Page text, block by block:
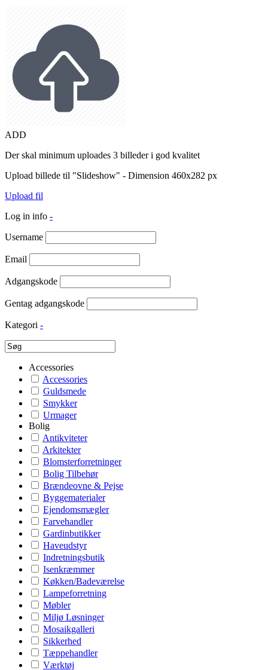
ADD
Der skal minimum uploades 3 billeder i god kvalitet
Upload billede til "Slideshow" - Dimension 460x282 px
Upload fil
Log in info -
Username
Email
Adgangskode
Gentag adgangskode
Kategori -
Accessories
Accessories
Guldsmede
Smykker
Urmager
Bolig
Antikviteter
Arkitekter
Blomsterforretninger
Bolig Tilbehør
Brændeovne & Pejse
Byggematerialer
Ejendomsmægler
Farvehandler
Gardinbutikker
Haveudstyr
Indretningsbutik
Isenkræmmer
Køkken/Badeværelse
Lampeforretning
Møbler
Miljø Løsninger
Mosaikgalleri
Sikkerhed
Tæppehandler
Værktøj